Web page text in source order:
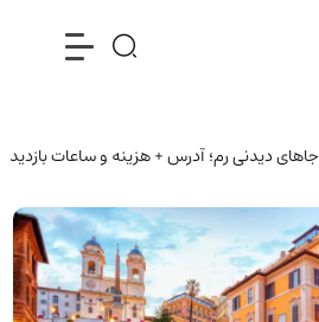
جاهای دیدنی رم؛ آدرس + هزینه و ساعات بازدید